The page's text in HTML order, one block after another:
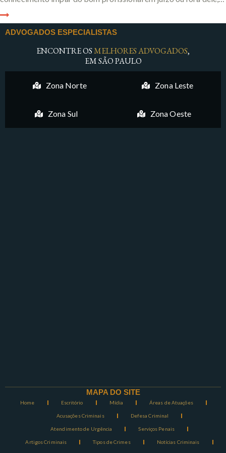
ADVOGADOS ESPECIALISTAS
ENCONTRE OSMELHORES ADVOGADOS,
EM SÃO PAULO
Zona Norte Zona Leste
Zona Sul Zona Oeste
MAPA DO SITE
Home Escritório Mídia Áreas de Atuações
Acusações Criminais Defesa Criminal
Atendimento de Urgência Serviços Penais
Artigos Criminais Tipos de Crimes Notícias Criminais